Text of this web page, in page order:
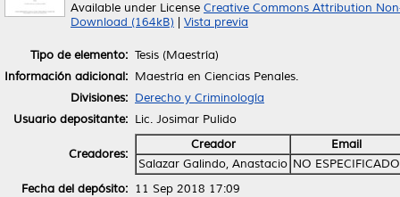
Available under License Creative Commons Attribution
Download (164kB)
Vista previa
Tipo de elemento: Tesis (Maestría)
Información adicional: Maestría en Ciencias Penales.
Divisiones: Derecho y Criminología
Usuario depositante: Lic. Josimar Pulido
Creadores:
Creador
Email
Salazar Galindo, Anastacio NO ESPECIFICADO
Fecha del depósito: 11 Sep 2018 17:09